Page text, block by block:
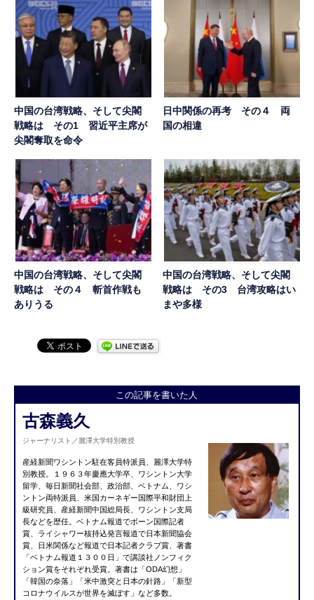
中国の台湾戦略、そして尖閣
戦略は その1 習近平主席が
尖閣奪取を命令
日中関係の再考 その４ 両
国の相違
中国の台湾戦略、そして尖閣
戦略は その４ 斬首作戦も
ありうる
中国の台湾戦略、そして尖閣
戦略は その3 台湾攻略はい
まや多様
この記事を書いた人
古森義久
ジャーナリスト／麗澤大学特別教授
産経新聞ワシントン駐在客員特派員、麗澤大学特
別教授。１９６３年慶應大学卒、ワシントン大学
留学、毎日新聞社会部、政治部、ベトナム、ワシ
ントン両特派員、米国カーネギー国際平和財団上
級研究員、産経新聞中国総局長、ワシントン支局
長などを歴任。ベトナム報道でボーン国際記者
賞、ライシャワー核持込発言報道で日本新聞協会
賞、日米関係など報道で日本記者クラブ賞、著書
「ベトナム報道１３００日」で講談社ノンフィク
ション賞をそれぞれ受賞。著書は「ODA幻想」
「韓国の奈落」「米中激突と日本の針路」「新型
コロナウイルスが世界を滅ぼす」など多数。